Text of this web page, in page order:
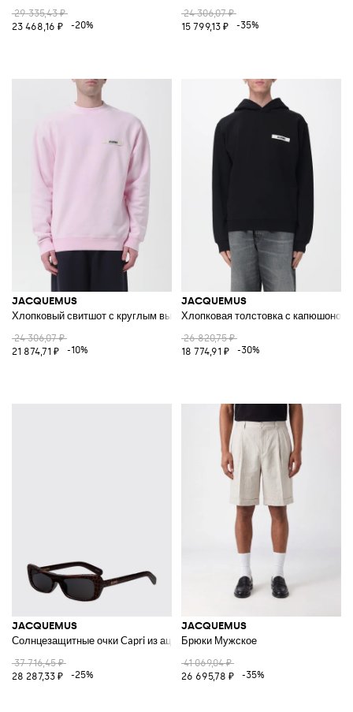
29 335,43 ₽
23 468,16 ₽
-20%
24 306,07 ₽
15 799,13 ₽
-35%
JACQUEMUS
Хлопковый свитшот с круглым вырезом и логотипом
24 306,07 ₽
21 874,71 ₽
-10%
JACQUEMUS
Хлопковая толстовка с капюшоном
26 820,75 ₽
18 774,91 ₽
-30%
JACQUEMUS
Солнцезащитные очки Capri из ацетата с животным принтом
37 716,45 ₽
28 287,33 ₽
-25%
JACQUEMUS
Брюки Мужское
41 069,04 ₽
26 695,78 ₽
-35%